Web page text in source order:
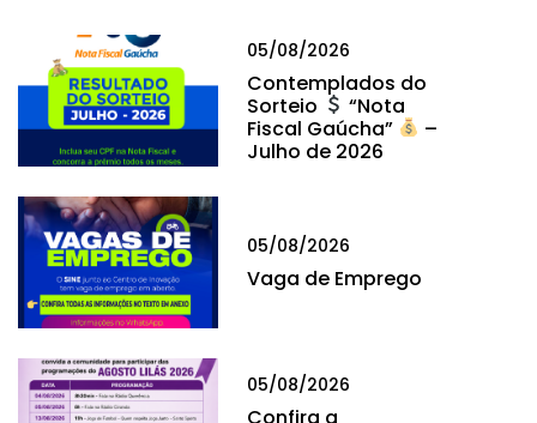
05/08/2026
Contemplados do
Sorteio
“Nota
Fiscal Gaúcha”
–
Julho de 2026
05/08/2026
Vaga de Emprego
05/08/2026